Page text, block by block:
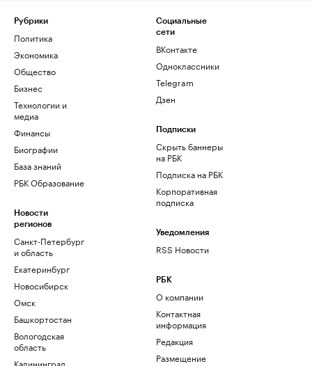
Рубрики
Политика
Экономика
Общество
Бизнес
Технологии и
медиа
Финансы
Биографии
База знаний
РБК Образование
Новости
регионов
Санкт-Петербург
и область
Екатеринбург
Новосибирск
Омск
Башкортостан
Вологодская
область
Калининград
Социальные
сети
ВКонтакте
Одноклассники
Telegram
Дзен
Подписки
Скрыть баннеры
на РБК
Подписка на РБК
Корпоративная
подписка
Уведомления
RSS Новости
РБК
О компании
Контактная
информация
Редакция
Размещение